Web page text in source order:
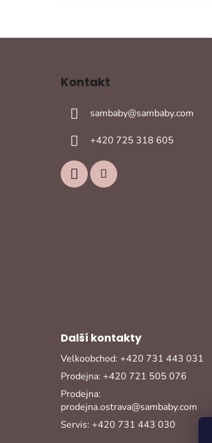
Kontakt
sambaby@sambaby.com
+420 725 318 605
Další kontakty
Velkoobchod: +420 731 443 031
Prodejna: +420 721 505 076
Prodejna:
prodejna.ostrava@sambaby.com
Servis: +420 731 443 030